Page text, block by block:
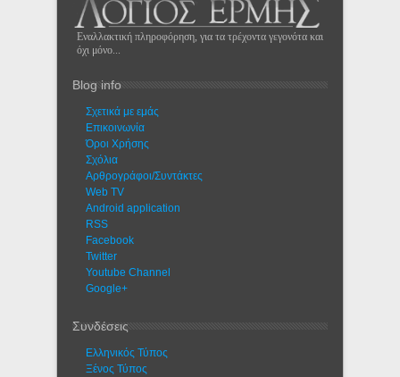
Εναλλακτική πληροφόρηση, για τα τρέχοντα γεγονότα και
όχι μόνο...
Blog info
Σχετικά με εμάς
Eπικοινωνία
Όροι Χρήσης
Σχόλια
Αρθρογράφοι/Συντάκτες
Web TV
Android application
RSS
Facebook
Twitter
Youtube Channel
Google+
Συνδέσεις
Ελληνικός Τύπος
Ξένος Τύπος